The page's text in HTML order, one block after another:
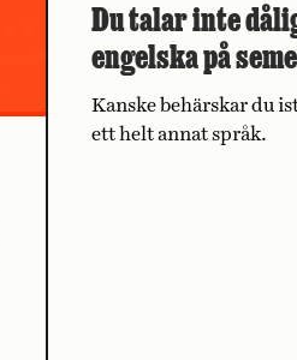
Du talar inte
engelska på
Kanske behärskar du
ett helt annat språk.